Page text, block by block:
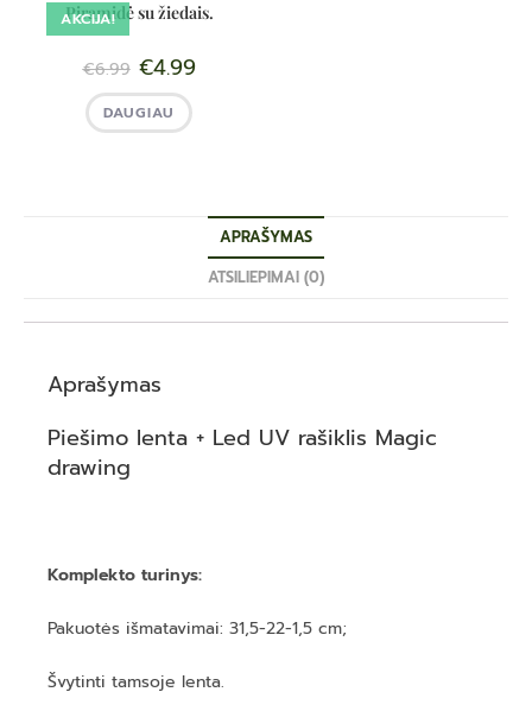
AKCIJA!
Piramidė su žiedais.
€6.99 €4.99
DAUGIAU
APRAŠYMAS
ATSILIEPIMAI (0)
Aprašymas
Piešimo lenta + Led UV rašiklis Magic
drawing
Komplekto turinys:
Pakuotės išmatavimai: 31,5-22-1,5 cm;
Švytinti tamsoje lenta.